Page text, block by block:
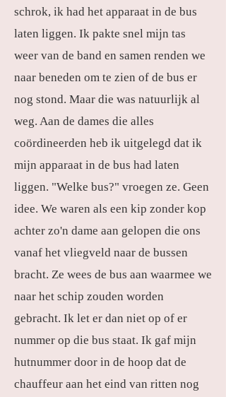
schrok, ik had het apparaat in de bus
laten liggen. Ik pakte snel mijn tas
weer van de band en samen renden we
naar beneden om te zien of de bus er
nog stond. Maar die was natuurlijk al
weg. Aan de dames die alles
coördineerden heb ik uitgelegd dat ik
mijn apparaat in de bus had laten
liggen. "Welke bus?" vroegen ze. Geen
idee. We waren als een kip zonder kop
achter zo'n dame aan gelopen die ons
vanaf het vliegveld naar de bussen
bracht. Ze wees de bus aan waarmee we
naar het schip zouden worden
gebracht. Ik let er dan niet op of er
nummer op die bus staat. Ik gaf mijn
hutnummer door in de hoop dat de
chauffeur aan het eind van ritten nog